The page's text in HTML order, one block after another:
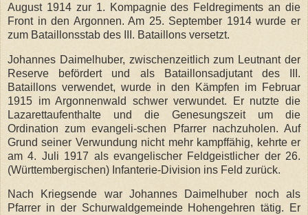
August 1914 zur 1. Kompagnie des Feldregiments an die
Front in den Argonnen. Am 25. September 1914 wurde er
zum Bataillonsstab des III. Bataillons versetzt.
Johannes Daimelhuber, zwischenzeitlich zum Leutnant der
Reserve befördert und als Bataillonsadjutant des III.
Bataillons verwendet, wurde in den Kämpfen im Februar
1915 im Argonnenwald schwer verwundet. Er nutzte die
Lazarettaufenthalte und die Genesungszeit um die
Ordination zum evangeli-schen Pfarrer nachzuholen. Auf
Grund seiner Verwundung nicht mehr kampffähig, kehrte er
am 4. Juli 1917 als evangelischer Feldgeistlicher der 26.
(Württembergischen) Infanterie-Division ins Feld zurück.
Nach Kriegsende war Johannes Daimelhuber noch als
Pfarrer in der Schurwaldgemeinde Hohengehren tätig. Er